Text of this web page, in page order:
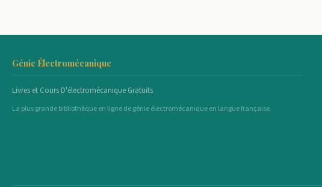
Génie Électromécanique
Livres et Cours D'électromécanique Gratuits
La plus grande bibliothèque en ligne de génie électromécanique en langue française.